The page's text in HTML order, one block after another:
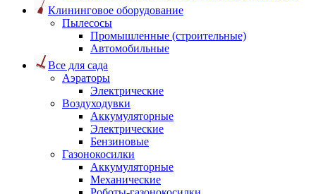
Клининговое оборудование
Пылесосы
Промышленные (строительные)
Автомобильные
Все для сада
Аэраторы
Электрические
Воздуходувки
Аккумуляторные
Электрические
Бензиновые
Газонокосилки
Аккумуляторные
Механические